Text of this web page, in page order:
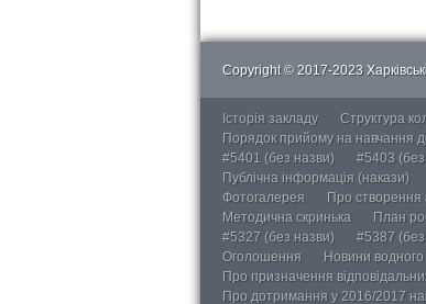
Copyright © 2017-2023
Історія закладу Структура
Порядок прийому на навчання
#5401 (без назви)
#5403
Публічна інформація (накази)
Фотогалерея
Про створення
Методична скринька
План
#5327 (без назви)
#5387
Оголошення
Новини
Про призначення
Про дотримання у 2016/2017